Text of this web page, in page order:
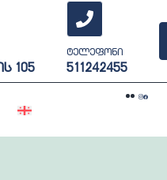
105
ტელეფონი
511242455